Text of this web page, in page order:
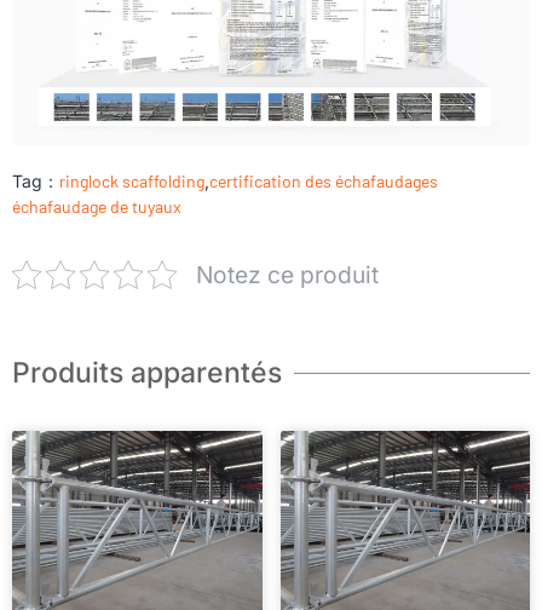
Tag： ringlock scaffolding,certification des échafaudages
échafaudage de tuyaux
Notez ce produit
Produits apparentés